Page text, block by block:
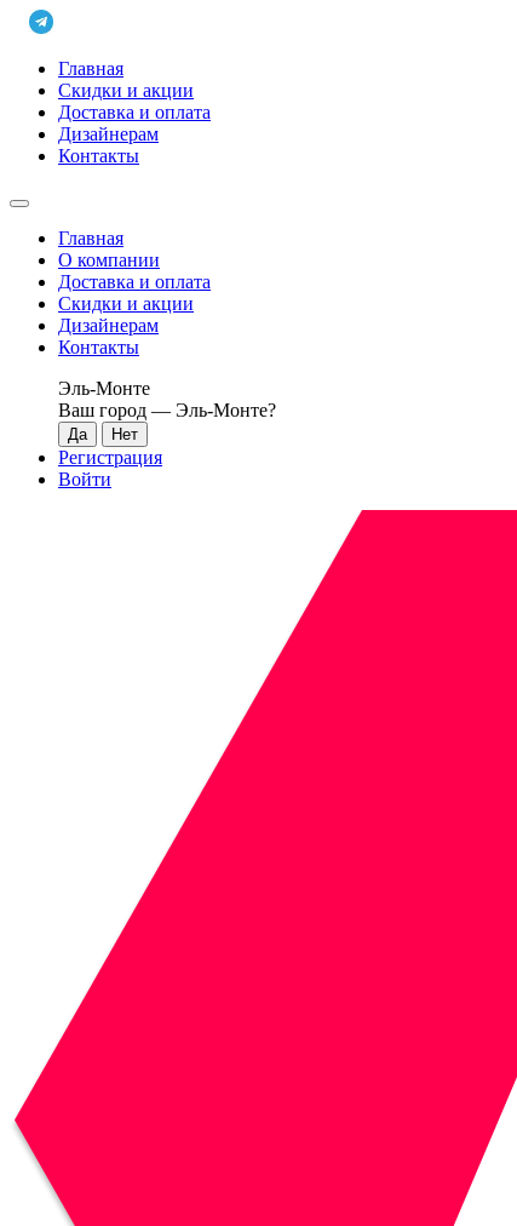
Главная
Скидки и акции
Доставка и оплата
Дизайнерам
Контакты
Главная
О компании
Доставка и оплата
Скидки и акции
Дизайнерам
Контакты
Эль-Монте
Ваш город — Эль-Монте?
Регистрация
Войти